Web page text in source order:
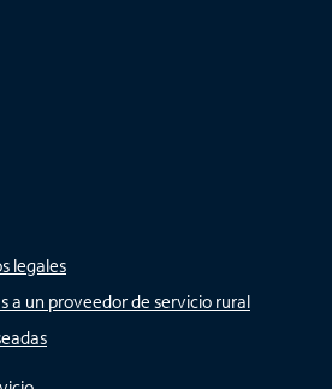
legales
a un proveedor de servicio rural